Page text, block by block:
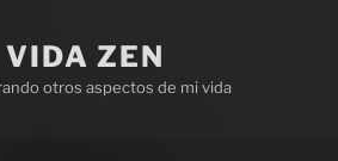
ZEN
otros aspectos de mi vida